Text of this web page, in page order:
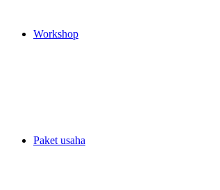
Workshop
Paket usaha